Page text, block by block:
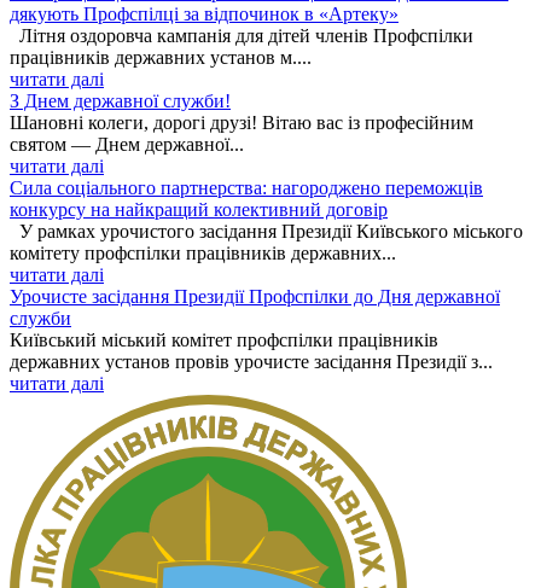
дякують Профспілці за відпочинок в «Артеку»
Літня оздоровча кампанія для дітей членів Профспілки
працівників державних установ м....
читати далі
З Днем державної служби!
Шановні колеги, дорогі друзі! Вітаю вас із професійним
святом — Днем державної...
читати далі
Сила соціального партнерства: нагороджено переможців
конкурсу на найкращий колективний договір
У рамках урочистого засідання Президії Київського міського
комітету профспілки працівників державних...
читати далі
Урочисте засідання Президії Профспілки до Дня державної
служби
Київський міський комітет профспілки працівників
державних установ провів урочисте засідання Президії з...
читати далі